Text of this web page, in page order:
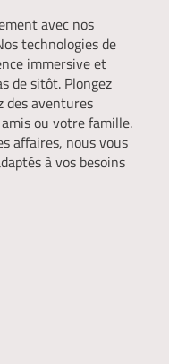
avec nos
technologies de
immersive et
de sitôt. Plongez
des aventures
ou votre famille.
affaires, nous vous
à vos besoins